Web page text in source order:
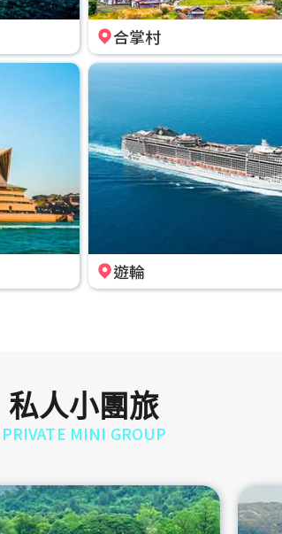
合掌村
遊輪
私人小團旅
PRIVATE MINI GROUP